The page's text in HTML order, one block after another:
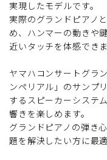
実現したモデルです。
実際のグランドピアノ
め、ハンマーの動きや
近いタッチを体感できま
ヤマハコンサートグラ
ンペリアル」のサンプ
するスピーカーシステ
響きを楽しめます。
グランドピアノの弾き
題を解決したい方に最